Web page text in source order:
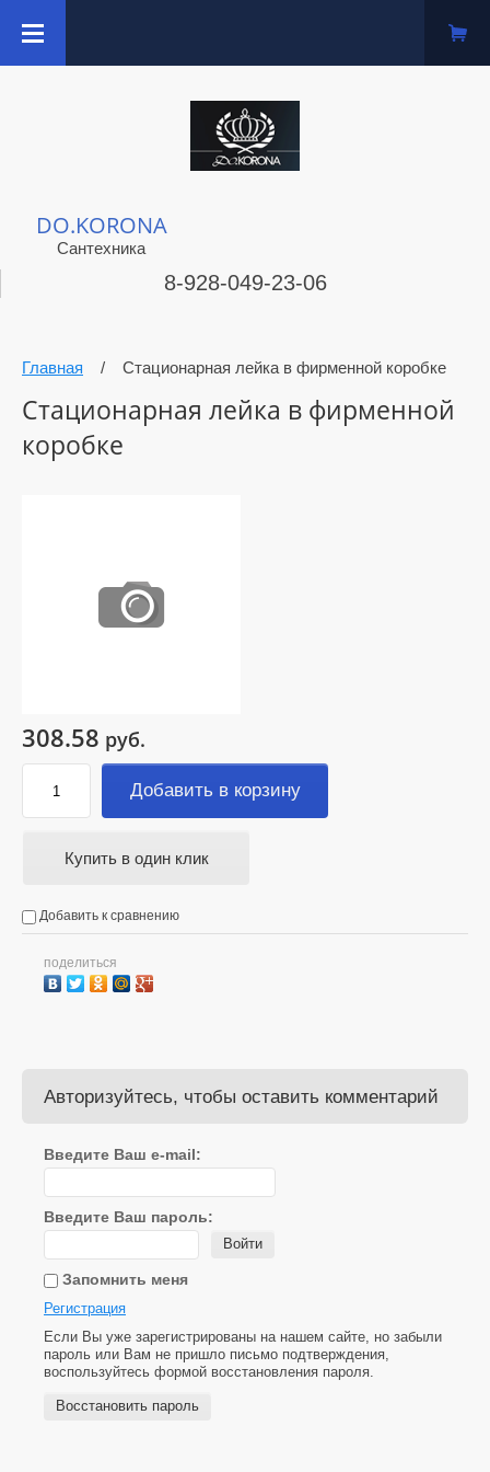
DO.KORONA
Сантехника
8-928-049-23-06
Главная / Стационарная лейка в фирменной коробке
Стационарная лейка в фирменной
коробке
308.58 руб.
Добавить в корзину
Купить в один клик
Добавить к сравнению
поделиться
Авторизуйтесь, чтобы оставить комментарий
Введите Ваш e-mail:
Введите Ваш пароль:
Войти
Запомнить меня
Регистрация
Если Вы уже зарегистрированы на нашем сайте, но забыли
пароль или Вам не пришло письмо подтверждения,
воспользуйтесь формой восстановления пароля.
Восстановить пароль